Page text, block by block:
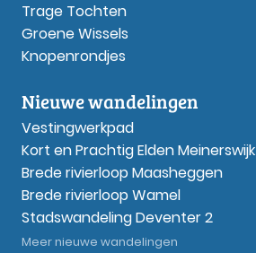
Trage Tochten
Groene Wissels
Knopenrondjes
Nieuwe wandelingen
Vestingwerkpad
Kort en Prachtig Elden Meinerswijk
Brede rivierloop Maasheggen
Brede rivierloop Wamel
Stadswandeling Deventer 2
Meer nieuwe wandelingen